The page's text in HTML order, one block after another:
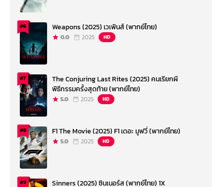
#6 Weapons (2025) เวเพินส์ (พากย์ไทย)
0.0 2025 HD
#7
The Conjuring Last Rites (2025) คนเรียกผี
พิธีกรรมครั้งสุดท้าย (พากย์ไทย)
5.0 2025 HD
#8 F1 The Movie (2025) F1 เดอะ มูฟวี่ (พากย์ไทย)
5.0 2025 HD
#9 Sinners (2025) ซินเนอร์ส (พากย์ไทย) 1X